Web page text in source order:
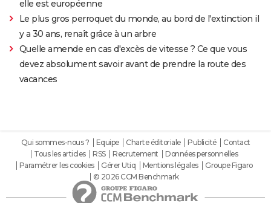
elle est européenne
Le plus gros perroquet du monde, au bord de l'extinction il
y a 30 ans, renaît grâce à un arbre
Quelle amende en cas d'excès de vitesse ? Ce que vous
devez absolument savoir avant de prendre la route des
vacances
Qui sommes-nous ? Equipe Charte éditoriale Publicité
Contact
Tous les articles
RSS Recrutement
Données personnelles
Paramétrer les cookies
Gérer Utiq Mentions légales
Groupe Figaro
© 2026 CCM Benchmark